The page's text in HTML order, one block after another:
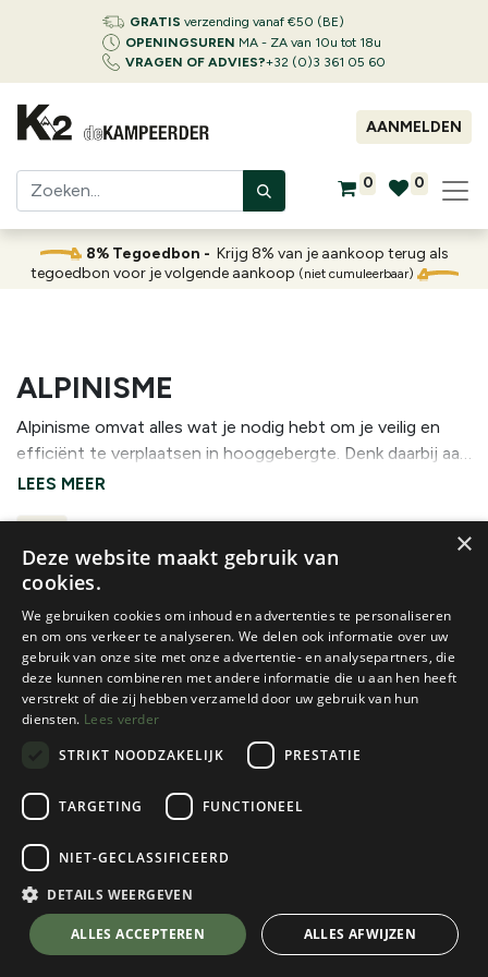
GRATIS verzending vanaf €50 (BE)
OPENINGSUREN MA - ZA van 10u tot 18u
VRAGEN OF ADVIES?+32 (0)3 361 05 60
AANMELDEN
0 0
8% Tegoedbon - Krijg 8% van je aankoop terug als
tegoedbon voor je volgende aankoop (niet cumuleerbaar)
ALPINISME
Alpinisme omvat alles wat je nodig hebt om je veilig en
efficiënt te verplaatsen in hooggebergte. Denk daarbij aan
stijgijzers, ijsbijlen, helmen, gordels, karabiners en ander
moeilijkheidsgraad van je tocht.
Voor een klassieke gletsjertocht volstaat vaak
eenvoudiger materiaal, terwijl technisch alpinisme of
ijsklimmen specifiekere en robuustere uitrusting vraagt.
Let daarom niet alleen op het gewicht, maar ook op de
compatibiliteit, het gebruiksgemak en de
veiligheidsnormen. Goed materiaal is belangrijk, maar een
degelijke opleiding en voldoende ervaring zijn minstens
even noodzakelijk.
Graag nog meer informatie
Grivel
AIR TECH EVO T
1 color(s) available
€169,95
Blue Ice
×
Deze website maakt gebruik van
cookies.
We gebruiken cookies om inhoud en advertenties te personaliseren
en om ons verkeer te analyseren. We delen ook informatie over uw
gebruik van onze site met onze advertentie- en analysepartners, die
deze kunnen combineren met andere informatie die u aan hen heeft
verstrekt of die zij hebben verzameld door uw gebruik van hun
diensten. Lees verder
STRIKT NOODZAKELIJK
PRESTATIE
TARGETING FUNCTIONEEL
NIET-GECLASSIFICEERD
DETAILS WEERGEVEN
ALLES ACCEPTEREN ALLES AFWIJZEN